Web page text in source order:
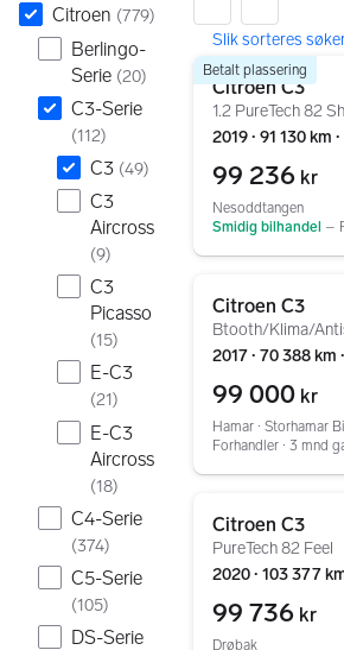
Citroen (779)
Berlingo-
Serie (20)
C3-Serie
(112)
C3 (49)
C3
Aircross
(9)
C3
Picasso
(15)
E-C3
(21)
E-C3
Aircross
(18)
C4-Serie
(374)
C5-Serie
(105)
DS-Serie
49 resultater
Betalt plassering
Citroen C3
1.2 PureTech 82
2019 ∙ 91 130 km
99 236 kr
Nesoddtangen
Smidig bilhandel –
Gå til annonsen
Citroen C3
2017 ∙ 70 388 km
99 000 kr
Hamar ∙ Storhamar
Forhandler ∙ 3 mnd
Citroen C3
PureTech 82 Feel
2020 ∙ 103 377
99 736 kr
Drøbak